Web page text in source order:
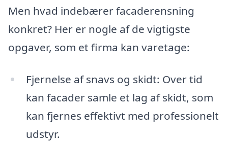
Men hvad indebærer facaderensning
konkret? Her er nogle af de vigtigste
opgaver, som et firma kan varetage:
Fjernelse af snavs og skidt: Over tid
kan facader samle et lag af skidt, som
kan fjernes effektivt med professionelt
udstyr.